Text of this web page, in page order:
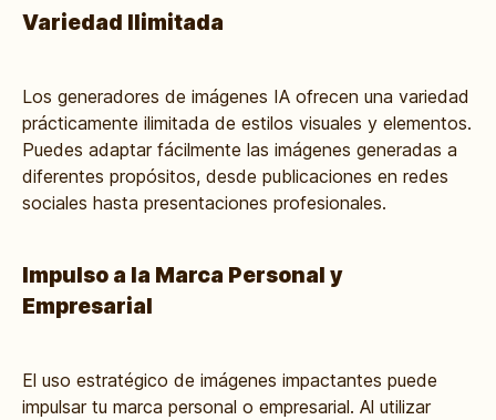
Variedad Ilimitada
Los generadores de imágenes IA ofrecen una variedad
prácticamente ilimitada de estilos visuales y elementos.
Puedes adaptar fácilmente las imágenes generadas a
diferentes propósitos, desde publicaciones en redes
sociales hasta presentaciones profesionales.
Impulso a la Marca Personal y
Empresarial
El uso estratégico de imágenes impactantes puede
impulsar tu marca personal o empresarial. Al utilizar